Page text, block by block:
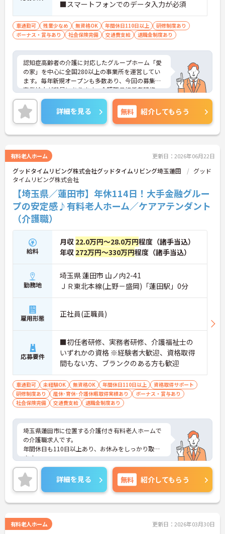
■スマートフォンでのデータ入力が必須
車通勤可 残業少なめ 無資格OK 年間休日110日以上
研修制度あり
ボーナス・賞与あり
社会保険完備 交通費支給 退職金制度あり
認知症高齢者の介護に対応したグループホーム「愛
の家」を中心に全国280以上の事業所を運営してい
ます。毎年新規オープンも多数あり、今回の募集は
事業拡大が背景にあります。介護職員初任者研修、
介護支援専門員、タクティールケアなどの資格取得
のサポートあり！現場を最大限サポートするため
に、教育・研修・採用を専門とする部署や、コンプ
ライアンスを推進する部署があり、グループ企業を
含めた柔軟かつ強固なバックアップがあります。ご
細をお話しいたしますのでお気軽にご相談くださ
い。
詳細を見る 無料 紹介してもらう
有料老人ホーム 更新日：2026年06月22日
グッドタイムリビング株式会社グッドタイムリビング埼玉蓮田
グッド
タイムリビング株式会社
【埼玉県／蓮田市】年休114日！大手金融グルー
プの安定感♪有料老人ホーム／ケアアテンダント
（介護職）
給料
月収 22.0万円～28.0万円程度（諸手当込）
年収 272万円～330万円程度（諸手当込）
勤務地
埼玉県 蓮田市 山ノ内2-41
ＪＲ東北本線(上野－盛岡)「蓮田駅」0分
雇用形態 正社員(正職員)
応募要件
■初任者研修、実務者研修、介護福祉士の
いずれかの資格 ※経験者大歓迎、資格取得
間もない方、ブランクのある方も歓迎
車通勤可 未経験OK 無資格OK 年間休日110日以上
資格取得サポート
研修制度あり
産休･育休･介護休暇取得実績あり
ボーナス・賞与あり
社会保険完備
交通費支給 退職金制度あり
埼玉県蓮田市に位置する介護付き有料老人ホームで
の介護職求人です。
年間休日も110日以上あり、お休みをしっかり取れ
ます。
また資格取得支援制度や研修制度も整備されており
ますので、スキルアップも目指しやすい職場です。
ご興味をお持ちの方には詳細の情報や面接のポイン
トをお伝えしますのでお気軽にお問い合わせくださ
いませ。
詳細を見る 無料 紹介してもらう
有料老人ホーム 更新日：2026年03月30日